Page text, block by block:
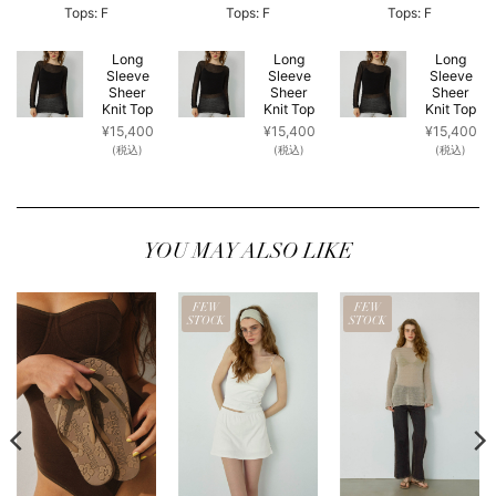
Tops: F
Long
Sleeve
Sheer
Knit Top
¥15,400
(税込)
Tops: F
Long
Sleeve
Sheer
Knit Top
¥15,400
(税込)
Tops: F
Long
Sleeve
Sheer
Knit Top
¥15,400
(税込)
YOU MAY ALSO LIKE
FEW
STOCK
FEW
STOCK